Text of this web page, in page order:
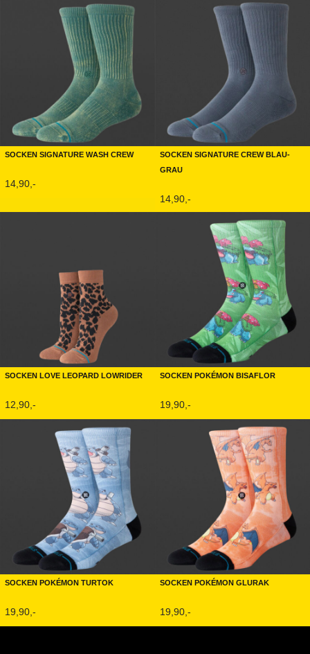
Socken Signature Wash Crew
14,90,-
Socken Signature Crew Blau-
Grau
14,90,-
Socken Love Leopard Lowrider
12,90,-
Socken Pokémon Bisaflor
19,90,-
Socken Pokémon Turtok
19,90,-
Socken Pokémon Glurak
19,90,-